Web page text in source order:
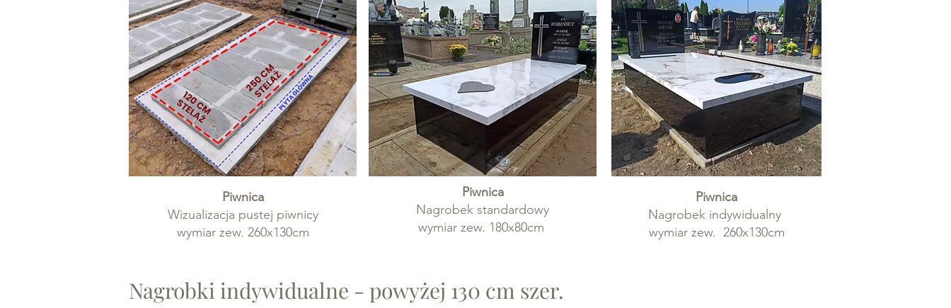
Piwnica
Wizualizacja pustej piwnicy
wymiar zew. 260x130cm
Piwnica
Nagrobek standardowy
wymiar zew. 180x80cm
Piwnica
Nagrobek indywidualny
wymiar zew. 260x130cm
Nagrobki indywidualne - powyżej 130 cm szer.